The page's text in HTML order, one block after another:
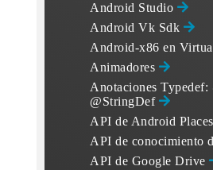
Android Studio
Android Vk Sdk
Android-x86 en
Animadores
Anotaciones Typedef:
@StringDef
API de Android Places
API de conocimiento
API de Google Drive